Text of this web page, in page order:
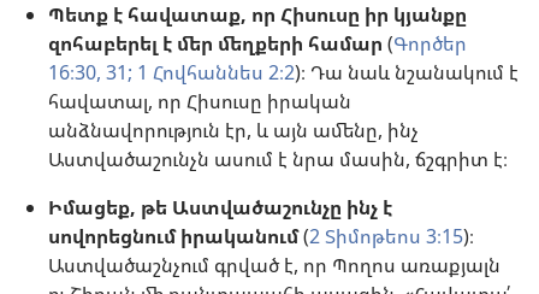
Պետք է հավատաք, որ Հիսուսը իր կյանքը
զոհաբերել է մեր մեղքերի համար (Գործեր
16։30, 31; 1 Հովհաննես 2։2)։ Դա նաև նշանակում է
հավատալ, որ Հիսուսը իրական
անձնավորություն էր, և այն ամենը, ինչ
Աստվածաշունչն ասում է նրա մասին, ճշգրիտ է։
Իմացեք, թե Աստվածաշունչը ինչ է
սովորեցնում իրականում(2 Տիմոթեոս 3։15)։
Աստվածաշնչում գրված է, որ Պողոս առաքյալն